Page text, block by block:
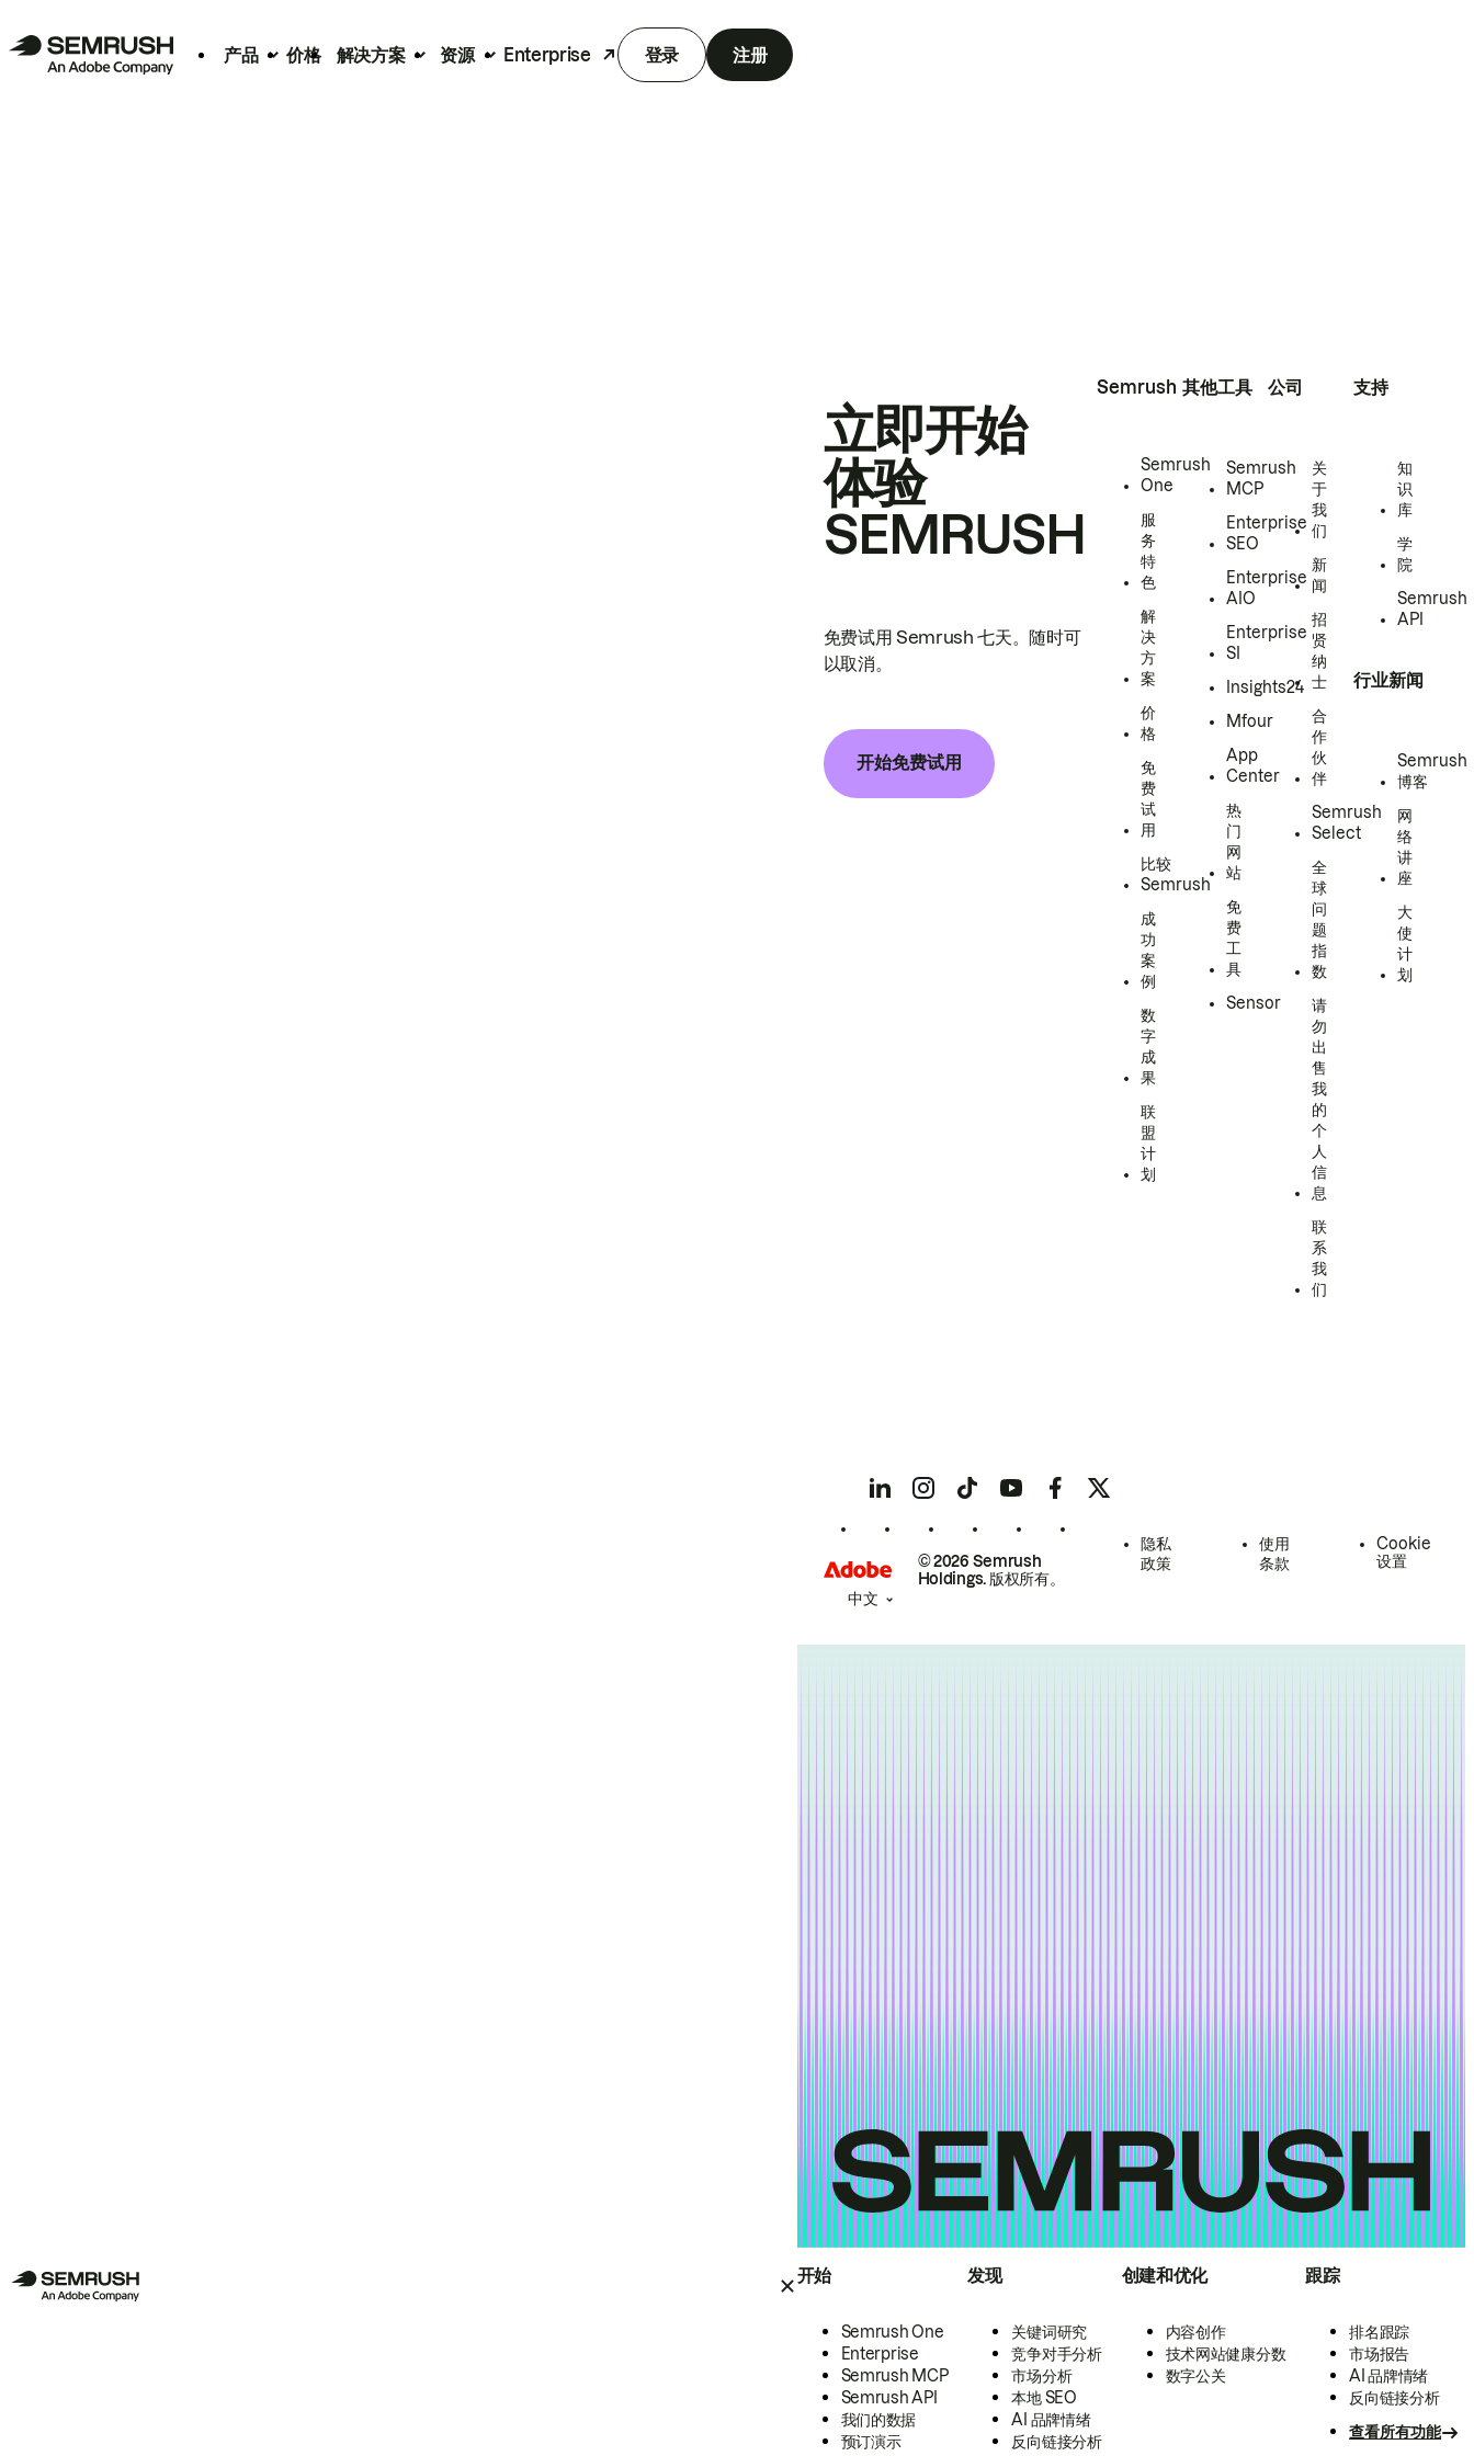
产品 价格 解决方案 资源 Enterprise 登录 注册
开始
Semrush One
Enterprise
Semrush MCP
Semrush API
我们的数据
预订演示
发现
关键词研究
竞争对手分析
市场分析
本地 SEO
AI 品牌情绪
反向链接分析
创建和优化
内容创作
技术网站健康分数
数字公关
跟踪
排名跟踪
市场报告
AI 品牌情绪
反向链接分析
查看所有功能
立即开始
体验
SEMRUSH
免费试用 Semrush 七天。随时可
以取消。
开始免费试用
Semrush
Semrush
One
服
务
特
色
解
决
方
案
价
格
免
费
试
用
比较
Semrush
成
功
案
例
数
字
成
果
联
盟
计
划
其他工具
Semrush
MCP
Enterprise
SEO
Enterprise
AIO
Enterprise
SI
Insights24
Mfour
App
Center
热
门
网
站
免
费
工
具
Sensor
公司
关
于
我
们
新
闻
招
贤
纳
士
合
作
伙
伴
Semrush
Select
全
球
问
题
指
数
请
勿
出
售
我
的
个
人
信
息
联
系
我
们
支持
知
识
库
学
院
Semrush
API
行业新闻
Semrush
博客
网
络
讲
座
大
使
计
划
© 2026 Semrush
Holdings. 版权所有。
隐私
政策
使用
条款
Cookie
设置
中文